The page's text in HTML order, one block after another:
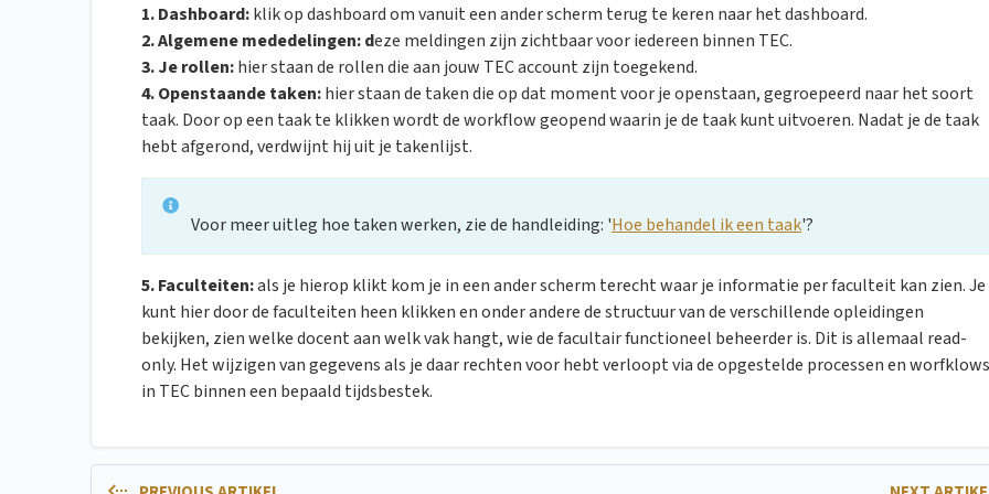
1. Dashboard:klik op dashboard om vanuit een ander scherm terug te keren naar het dashboard.
2. Algemene mededelingen: deze meldingen zijn zichtbaar voor iedereen binnen TEC.
3. Je rollen:hier staan de rollen die aan jouw TEC account zijn toegekend.
4. Openstaande taken:hier staan de taken die op dat moment voor je openstaan, gegroepeerd naar het soort
taak. Door op een taak te klikken wordt de workflow geopend waarin je de taak kunt uitvoeren. Nadat je de taak
hebt afgerond, verdwijnt hij uit je takenlijst.
Voor meer uitleg hoe taken werken, zie de handleiding: 'Hoe behandel ik een taak'?
5. Faculteiten:als je hierop klikt kom je in een ander scherm terecht waar je informatie per faculteit kan zien. Je
kunt hier door de faculteiten heen klikken en onder andere de structuur van de verschillende opleidingen
bekijken, zien welke docent aan welk vak hangt, wie de facultair functioneel beheerder is. Dit is allemaal read-
only. Het wijzigen van gegevens als je daar rechten voor hebt verloopt via de opgestelde processen en worfklows
in TEC binnen een bepaald tijdsbestek.